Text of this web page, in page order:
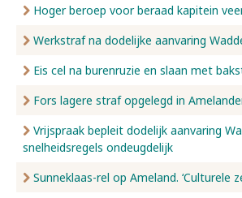
Hoger beroep voor beraad kapitein
Werkstraf na dodelijke aanvaring
Eis cel na burenruzie en slaan met
Fors lagere straf opgelegd in
Vrijspraak bepleit dodelijk aanvaring
snelheidsregels ondeugdelijk
Sunneklaas-rel op Ameland. ‘Culturele